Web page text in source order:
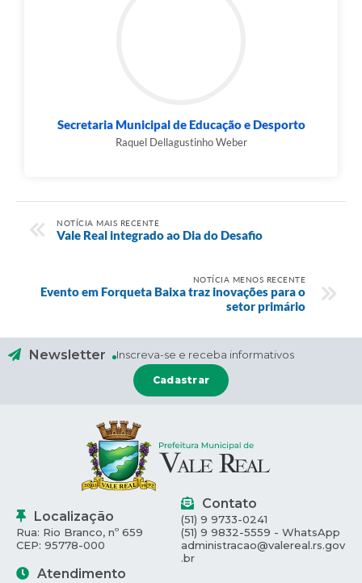
Secretaria Municipal de Educação e Desporto
Raquel Dellagustinho Weber
NOTÍCIA MAIS RECENTE
Vale Real integrado ao Dia do Desafio
NOTÍCIA MENOS RECENTE
Evento em Forqueta Baixa traz inovações para o
setor primário
Newsletter Inscreva-se e receba informativos
Cadastrar
Localização
Rua: Rio Branco, nº 659
CEP: 95778-000
Contato
(51) 9 9733-0241
(51) 9 9832-5559 - WhatsApp
administracao@valereal.rs.gov
.br
Atendimento